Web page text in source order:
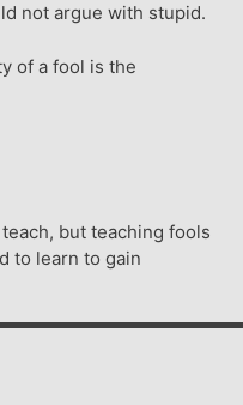
not argue with stupid.
of a fool is the
but teaching fools
to learn to gain